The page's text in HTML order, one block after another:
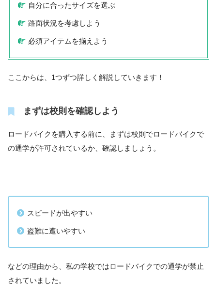
自分に合ったサイズを選ぶ
路面状況を考慮しよう
必須アイテムを揃えよう
ここからは、1つずつ詳しく解説していきます！
まずは校則を確認しよう
ロードバイクを購入する前に、まずは校則でロードバイクで
の通学が許可されているか、確認しましょう。
スピードが出やすい
盗難に遭いやすい
などの理由から、私の学校ではロードバイクでの通学が禁止
されていました。